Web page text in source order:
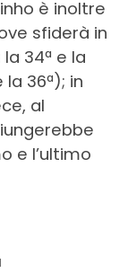
è inoltre
sfiderà in
34ª e la
36ª); in
al
e l’ultimo